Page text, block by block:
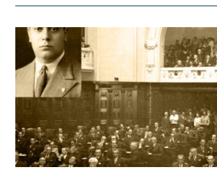
Brasil
Coração
Jesus